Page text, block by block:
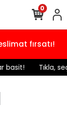
fırsatı!
basit! Tıkla,
0